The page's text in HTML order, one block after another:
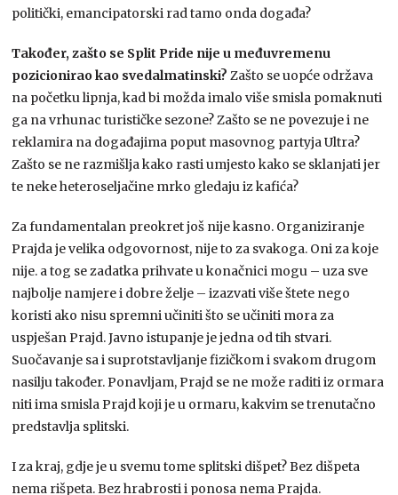
politički, emancipatorski rad tamo onda događa?
Također, zašto se Split Pride nije u međuvremenu
pozicionirao kao svedalmatinski? Zašto se uopće održava
na početku lipnja, kad bi možda imalo više smisla pomaknuti
ga na vrhunac turističke sezone? Zašto se ne povezuje i ne
reklamira na događajima poput masovnog partyja Ultra?
Zašto se ne razmišlja kako rasti umjesto kako se sklanjati jer
te neke heteroseljačine mrko gledaju iz kafića?
Za fundamentalan preokret još nije kasno. Organiziranje
Prajda je velika odgovornost, nije to za svakoga. Oni za koje
nije. a tog se zadatka prihvate u konačnici mogu – uza sve
najbolje namjere i dobre želje – izazvati više štete nego
koristi ako nisu spremni učiniti što se učiniti mora za
uspješan Prajd. Javno istupanje je jedna od tih stvari.
Suočavanje sa i suprotstavljanje fizičkom i svakom drugom
nasilju također. Ponavljam, Prajd se ne može raditi iz ormara
niti ima smisla Prajd koji je u ormaru, kakvim se trenutačno
predstavlja splitski.
I za kraj, gdje je u svemu tome splitski dišpet? Bez dišpeta
nema rišpeta. Bez hrabrosti i ponosa nema Prajda.